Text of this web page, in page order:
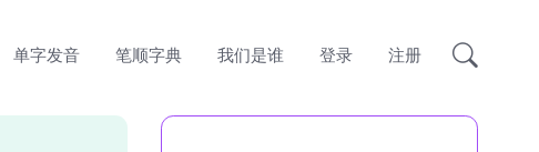
单字发音 笔顺字典 我们是谁 登录 注册